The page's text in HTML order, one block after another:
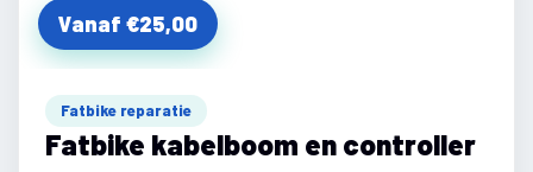
Vanaf €25,00
Fatbike reparatie
Fatbike kabelboom en controller